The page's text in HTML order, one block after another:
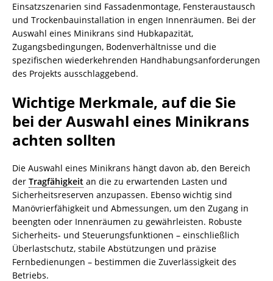
Einsatzszenarien sind Fassadenmontage, Fensteraustausch
und Trockenbauinstallation in engen Innenräumen. Bei der
Auswahl eines Minikrans sind Hubkapazität,
Zugangsbedingungen, Bodenverhältnisse und die
spezifischen wiederkehrenden Handhabungsanforderungen
des Projekts ausschlaggebend.
Wichtige Merkmale, auf die Sie
bei der Auswahl eines Minikrans
achten sollten
Die Auswahl eines Minikrans hängt davon ab, den Bereich
der Tragfähigkeit an die zu erwartenden Lasten und
Sicherheitsreserven anzupassen. Ebenso wichtig sind
Manövrierfähigkeit und Abmessungen, um den Zugang in
beengten oder Innenräumen zu gewährleisten. Robuste
Sicherheits- und Steuerungsfunktionen – einschließlich
Überlastschutz, stabile Abstützungen und präzise
Fernbedienungen – bestimmen die Zuverlässigkeit des
Betriebs.